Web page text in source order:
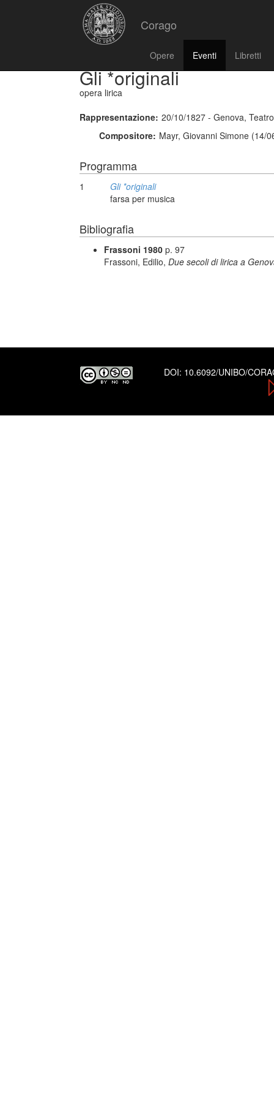
Corago
Opere Eventi Libretti
Gli *originali
opera lirica
Rappresentazione: 20/10/1827 - Genova,
Compositore: Mayr, Giovanni Simone (14/
Programma
1
Gli *originali
farsa per musica
Bibliografia
Frassoni 1980 p. 97
Frassoni, Edilio, Due secoli di lirica a
DOI: 10.6092/UNIBO/